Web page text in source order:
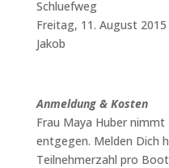
Schluefweg
Freitag, 11. August
Jakob
Anmeldung & Kosten
Frau Maya Huber
entgegen. Melden Dich
Teilnehmerzahl pro